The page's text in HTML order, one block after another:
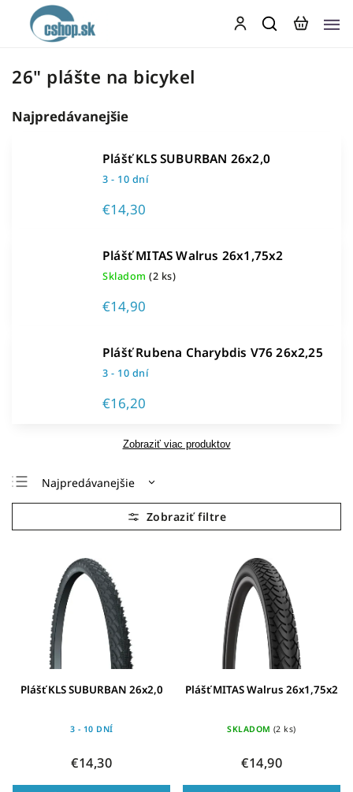
26" plášte na bicykel
Najpredávanejšie
Plášť KLS SUBURBAN 26x2,0
3 - 10 dní
€14,30
Plášť MITAS Walrus 26x1,75x2
Skladom (2 ks)
€14,90
Plášť Rubena Charybdis V76 26x2,25
3 - 10 dní
€16,20
Zobraziť viac produktov
Najpredávanejšie
Najlacnejšie
Najdrahšie
Abecedne
Plášť KLS SUBURBAN 26x2,0
3 - 10 DNÍ
€14,30
Plášť MITAS Walrus 26x1,75x2
SKLADOM (2 ks)
€14,90